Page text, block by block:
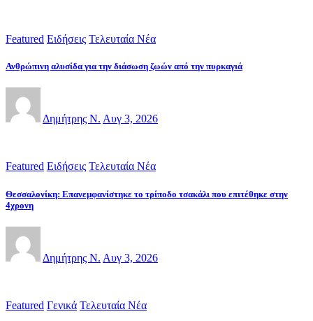
Featured Ειδήσεις Τελευταία Νέα
Ανθρώπινη αλυσίδα για την διάσωση ζωών από την πυρκαγιά
Δημήτρης Ν. Αυγ 3, 2026
Featured Ειδήσεις Τελευταία Νέα
Θεσσαλονίκη: Επανεμφανίστηκε το τρίποδο τσακάλι που επιτέθηκε στην
4χρονη
Δημήτρης Ν. Αυγ 3, 2026
Featured Γενικά Τελευταία Νέα